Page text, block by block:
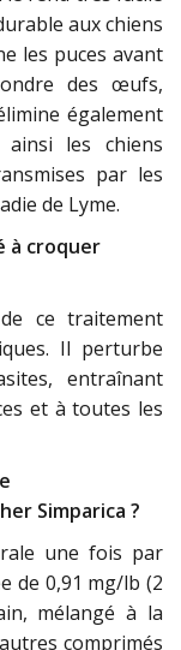
aux chiens
les puces avant
des œufs,
également
les chiens
par les
de Lyme.
à croquer
ce traitement
Il perturbe
entraînant
et à toutes les
Simparica ?
une fois par
de 0,91 mg/lb (2
mélangé à la
comprimés